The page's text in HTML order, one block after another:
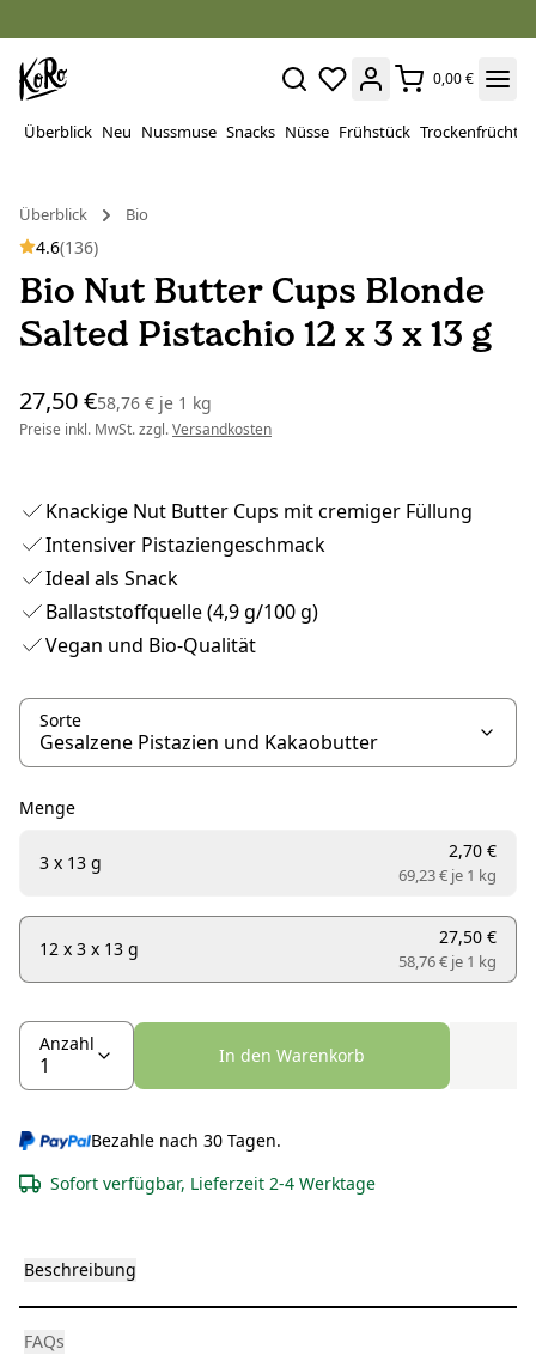
0,00 €
Überblick Neu Nussmuse Snacks Nüsse Frühstück Trockenfrüchte
Überblick
Bio
4.6(136)
Bio Nut Butter Cups Blonde
Salted Pistachio 12 x 3 x 13 g
27,50 €58,76 € je 1 kg
Preise inkl. MwSt. zzgl.Versandkosten
Knackige Nut Butter Cups mit cremiger Füllung
Intensiver Pistaziengeschmack
Ideal als Snack
Ballaststoffquelle (4,9 g/100 g)
Vegan und Bio-Qualität
Sorte
Menge
3 x 13 g
2,70 €
69,23 € je 1 kg
12 x 3 x 13 g
27,50 €
58,76 € je 1 kg
Anzahl
In den Warenkorb
Bezahle nach 30 Tagen.
Sofort verfügbar, Lieferzeit 2-4 Werktage
Beschreibung
FAQs